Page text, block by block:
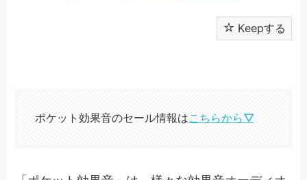
Keepする
ポケット効果音のセール情報はこちらから▽